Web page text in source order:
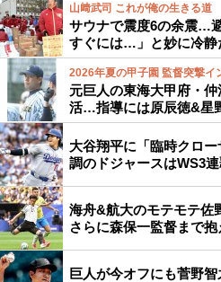
山﨑武司 これが俺の生きる道
サウナで震度6の余震…
すぐには…」と妙に冷静
2026年夏の甲子園 監督突撃イ
元巨人の東海大甲府・
活…指導には原辰徳&星
大谷翔平に「臨時クロ
調のドジャースはWS3
海舟&航大のモテモテ佐
さらに森保一監督まで
巨人が今オフにも菅野